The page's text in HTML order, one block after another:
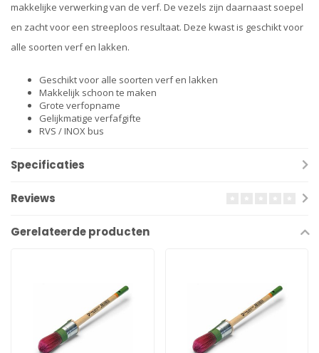
makkelijke verwerking van de verf. De vezels zijn daarnaast soepel
en zacht voor een streeploos resultaat. Deze kwast is geschikt voor
alle soorten verf en lakken.
Geschikt voor alle soorten verf en lakken
Makkelijk schoon te maken
Grote verfopname
Gelijkmatige verfafgifte
RVS / INOX bus
Specificaties
Reviews
Gerelateerde producten